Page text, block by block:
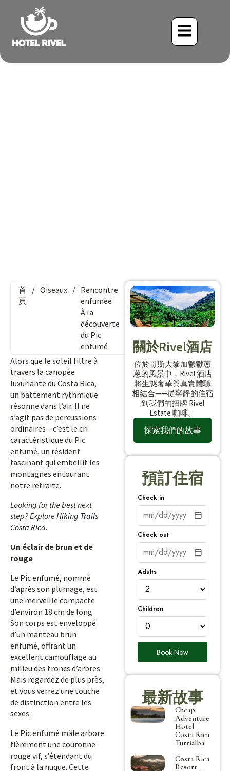
首
頁
/ Oiseaux / Rencontre
enfumée :
À la
découverte
du Pic
enfumé
Alors que le soleil filtre à
travers la canopée
luxuriante du Costa Rica,
un battement rythmique
résonne dans l’air. Il ne
s’agit pas de percussions
ordinaires – c’est le cri
caractéristique du Pic
enfumé, un résident
fascinant qui embellit les
montagnes entourant
notre retraite.
Looking for the best next
step? Explore Hiking Trails
Costa Rica.
Un éclair de brun et de
rouge
Le Pic enfumé, nommé
d’après son plumage, est
une merveille compacte
d’environ 18 cm de long.
Son corps est enveloppé
d’un manteau brun
enfumé, offrant un
excellent camouflage au
milieu des troncs d’arbres.
Mais regardez de plus près,
et vous verrez une touche
de distinction entre les
sexes.
Le Pic enfumé mâle arbore
fièrement une couronne
rouge vif, s’étendant du
front à la nuque. Cette
關於Rivel酒店
位於哥斯大黎加鬱鬱蔥
蔥的風景中，Rivel 酒店
將生態奢華與真實體驗
相結合——從寧靜的住宿
到我們的招牌 Rivel
Estate 咖啡。
探索我們的故事
預訂住宿
Check in
Check out
Adults
Children
Book Now
最新故事
Cheap
Adventure
Hotel
Costa Rica
Turrialba
Costa Rica
Resort